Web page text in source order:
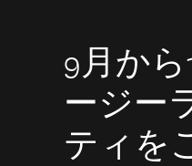
9月か
ージー
ティを